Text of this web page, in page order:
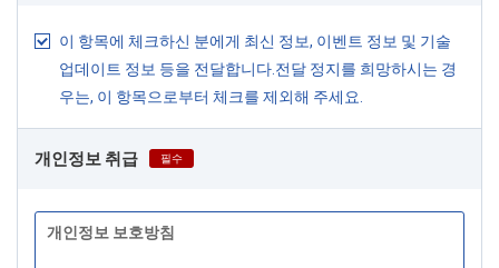
이 항목에 체크하신 분에게 최신 정보, 이벤트 정보 및 기술
업데이트 정보 등을 전달합니다.전달 정지를 희망하시는 경
우는, 이 항목으로부터 체크를 제외해 주세요.
개인정보 취급 필수
개인정보 보호방침